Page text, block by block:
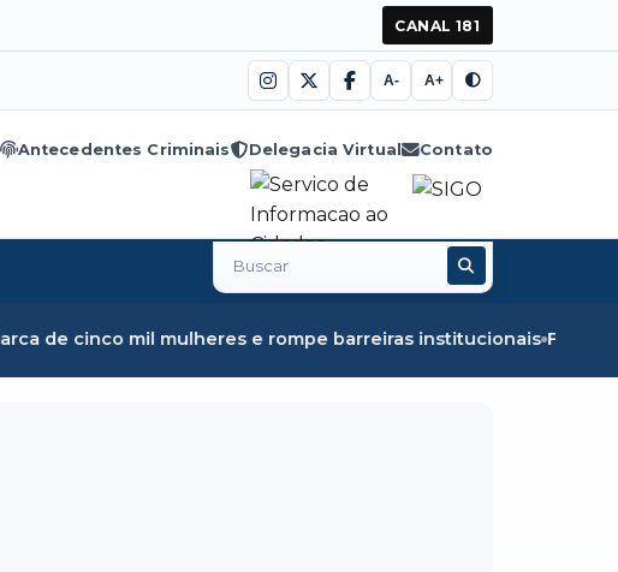
CANAL 181
A- A+
Antecedentes Criminais Delegacia Virtual Contato
Buscar
no
mil mulheres e rompe barreiras institucionais Fiscalização em